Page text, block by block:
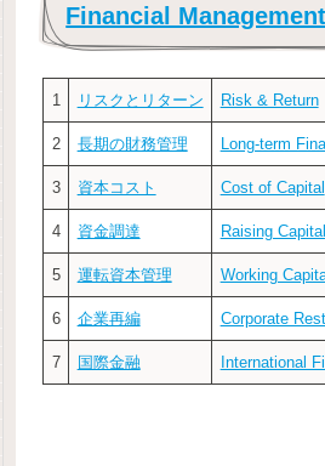
Financial Management
1 リスクとリターン Risk & Return
2 長期の財務管理 Long-term
3 資本コスト Cost of Capital
4 資金調達 Raising Capital
5 運転資本管理 Working
6 企業再編 Corporate
7 国際金融 International